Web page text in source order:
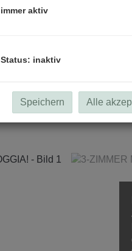
immer aktiv
Status: inaktiv
Speichern Alle